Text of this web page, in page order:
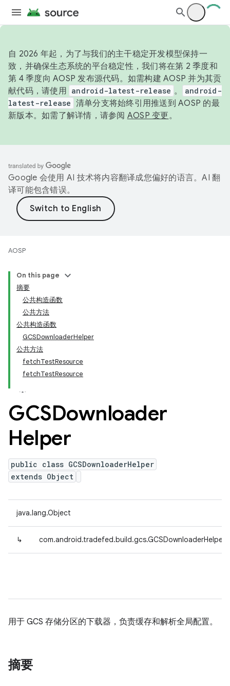
自 2026 年起，为了与我们的主干稳定开发模型保持一
致，并确保生态系统的平台稳定性，我们将在第 2 季度和
第 4 季度向 AOSP 发布源代码。如需构建 AOSP 并为其贡
献代码，请使用 android-latest-release 。
android-
latest-release 清单分支将始终引用推送到 AOSP 的最
新版本。如需了解详情，请参阅 AOSP 变更。
Google 会使用 AI 技术将内容翻译成您偏好的语言。AI 翻
译可能包含错误。
AOSP
On this page
摘要
公共构造函数
公共方法
公共构造函数
GCSDownloaderHelper
公共方法
fetchTestResource
fetchTestResource
GCSDownloader
Helper
public class GCSDownloaderHelper
extends Object
java.lang.Object
↳ com.android.tradefed.build.gcs.GCSDownloaderHelper
用于 GCS 存储分区的下载器，负责缓存和解析全局配置。
摘要